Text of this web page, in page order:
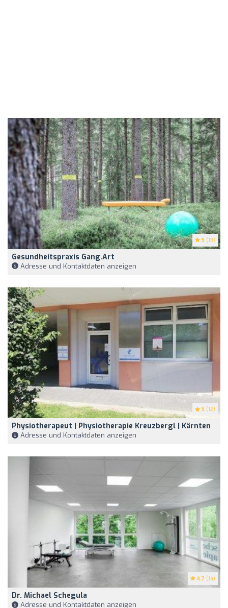
5 (13)
Gesundheitspraxis Gang.art
Adresse und Kontaktdaten anzeigen
5 (12)
Physiotherapeut | Physiotherapie Kreuzbergl | Kärnten
Adresse und Kontaktdaten anzeigen
4.7 (14)
Dr. Michael Schegula
Adresse und Kontaktdaten anzeigen